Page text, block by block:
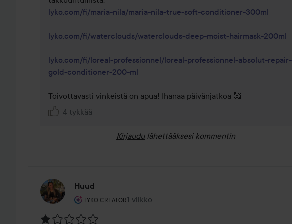
lyko.com/fi/maria-nila/maria-nila-true-soft-conditioner-300ml
lyko.com/fi/waterclouds/waterclouds-deep-moist-hairmask-200ml
lyko.com/fi/loreal-professionnel/loreal-professionnel-absolut-repair-
gold-conditioner-200-ml
Toivottavasti vinkeistä on apua! Ihanaa päivänjatkoa 🥰
4 tykkää
Kirjaudu lähettääksesi kommentin
Huud
LYKO CREATOR
Käyttäjän rooli: Lyko Creator.
1 viikko
Viesti luotiin 1 viikko